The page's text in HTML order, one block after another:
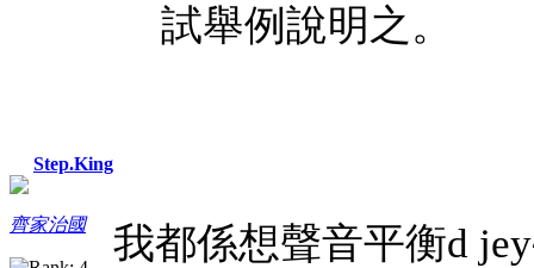
Step.King
齊家治國
試舉例說明之。
我都係想聲音平衡d